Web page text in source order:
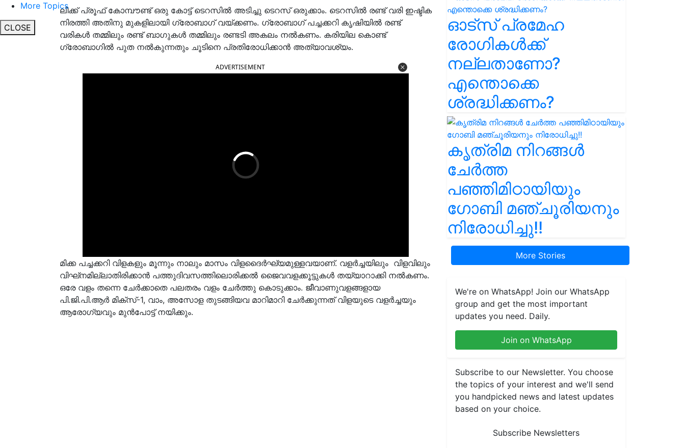
More Topics
CLOSE
ലീക്ക് പ്രൂഫ് കോമ്പൗണ്ട് ഒരു കോട്ട് ടെറസില്‍ അടിച്ചു ടെറസ് ഒരുക്കാം. ടെറസില്‍ രണ്ട് വരി ഇഷ്ടിക
നിരത്തി അതിനു മുകളിലായി ഗ്രോബാഗ് വയ്ക്കണം. ഗ്രോബാഗ് പച്ചക്കറി കൃഷിയില്‍ രണ്ട്
വരികള്‍ തമ്മിലും രണ്ട് ബാഗുകള്‍ തമ്മിലും രണ്ടടി അകലം നല്‍കണം. കരിയില കൊണ്ട്
ഗ്രോബാഗില്‍ പുത നല്‍കുന്നതും ചൂടിനെ പ്രതിരോധിക്കാന്‍ അത്യാവശ്യം.
ADVERTISEMENT
മിക്ക പച്ചക്കറി വിളകളും മൂന്നും നാലും മാസം വിളദൈര്‍ഘ്യമുള്ളവയാണ്. വളര്‍ച്ചയിലും വിളവിലും
വിഘ്‌നമില്ലാതിരിക്കാന്‍ പത്തുദിവസത്തിലൊരിക്കല്‍ ജൈവവളക്കൂട്ടുകള്‍ തയ്യാറാക്കി നല്‍കണം.
ഒരേ വളം തന്നെ ചേര്‍ക്കാതെ പലതരം വളം ചേര്‍ത്തു കൊടുക്കാം. ജീവാണുവളങ്ങളായ
പി.ജി.പി.ആര്‍ മിക്‌സ്-1, വാം, അസോള തുടങ്ങിയവ മാറിമാറി ചേര്‍ക്കുന്നത് വിളയുടെ വളര്‍ച്ചയും
ആരോഗ്യവും മുന്‍പോട്ട് നയിക്കും.
ഓട്സ് പ്രമേഹ
രോഗികൾക്ക്
നല്ലതാണോ?
എന്തൊക്കെ
ശ്രദ്ധിക്കണം?
കൃത്രിമ നിറങ്ങൾ
ചേർത്ത
പഞ്ഞിമിഠായിയും
ഗോബി മഞ്ചൂരിയനും
നിരോധിച്ചു!!
More Stories
We're on WhatsApp! Join our WhatsApp
group and get the most important
updates you need. Daily.
Join on WhatsApp
Subscribe to our Newsletter. You choose
the topics of your interest and we'll send
you handpicked news and latest updates
based on your choice.
Subscribe Newsletters